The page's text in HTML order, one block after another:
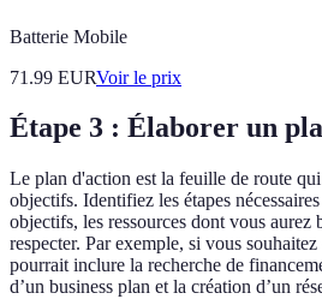
Batterie Mobile
71.99 EURVoir le prix
Étape 3 : Élaborer un
Le plan d'action est la feuille de route
objectifs. Identifiez les étapes
objectifs, les ressources dont vous aurez
respecter. Par exemple, si vous
pourrait inclure la recherche de
d’un business plan et la création d’un